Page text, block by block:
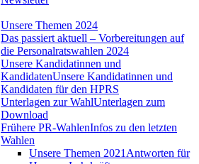
Unsere Themen 2024
Das passiert aktuell – Vorbereitungen auf
die Personalratswahlen 2024
Unsere Kandidatinnen und
KandidatenUnsere Kandidatinnen und
Kandidaten für den HPRS
Unterlagen zur WahlUnterlagen zum
Download
Frühere PR-WahlenInfos zu den letzten
Wahlen
Unsere Themen 2021 Antworten für